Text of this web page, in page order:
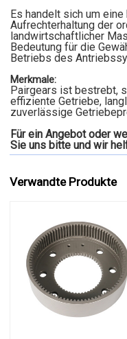
Es handelt sich um
Aufrechterhaltung der
landwirtschaftlicher
Bedeutung für die
Betriebs des
Merkmale:
Pairgears ist bestrebt,
effiziente Getriebe,
zuverlässige
Für ein Angebot oder
Sie uns bitte und wir
Verwandte Produkte